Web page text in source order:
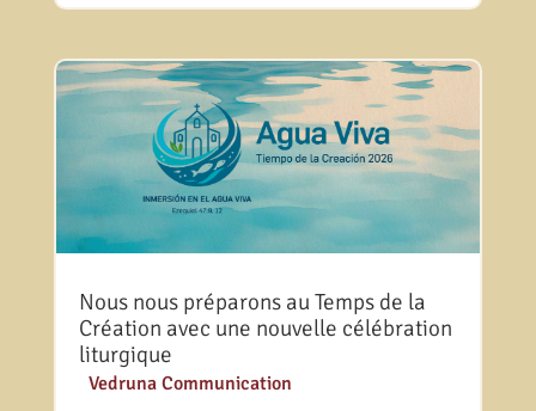
Nous nous préparons au Temps de la
Création avec une nouvelle célébration
liturgique
Vedruna Communication